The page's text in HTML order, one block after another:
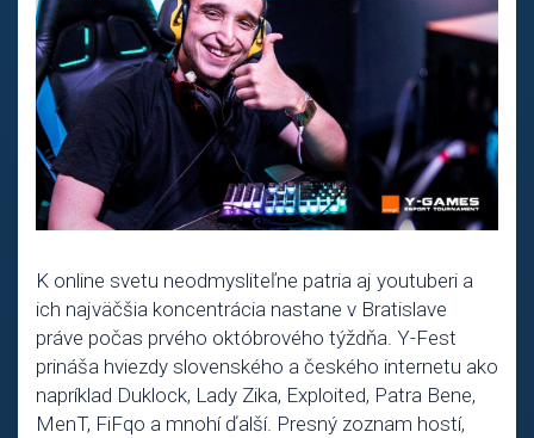
K online svetu neodmysliteľne patria aj youtuberi a
ich najväčšia koncentrácia nastane v Bratislave
práve počas prvého októbrového týždňa. Y-Fest
prináša hviezdy slovenského a českého internetu ako
napríklad Duklock, Lady Zika, Exploited, Patra Bene,
MenT, FiFqo a mnohí ďalší. Presný zoznam hostí,